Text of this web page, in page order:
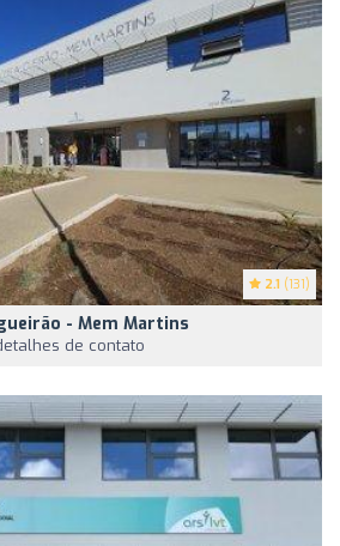
2.1 (131)
- Mem Martins
de contato